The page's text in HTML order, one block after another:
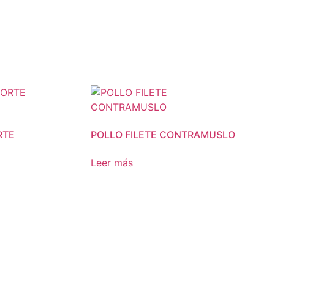
POLLO FILETE CONTRAMUSLO
Leer más